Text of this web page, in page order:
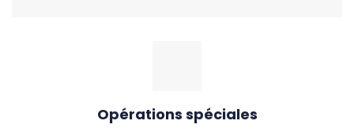
Opérations spéciales